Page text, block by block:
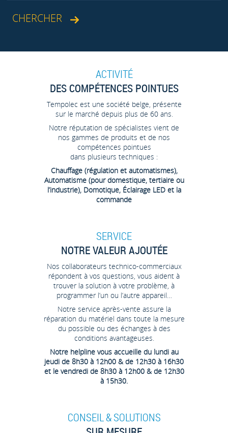
ACTIVITÉ
DES COMPÉTENCES POINTUES
Tempolec est une société belge, présente
sur le marché depuis plus de 60 ans.
Notre réputation de spécialistes vient de
nos gammes de produits et de nos
compétences pointues
dans plusieurs techniques :
Chauffage (régulation et automatismes),
Automatisme (pour domestique, tertiaire ou
l’industrie), Domotique, Éclairage LED et la
commande
SERVICE
NOTRE VALEUR AJOUTÉE
Nos collaborateurs technico-commerciaux
répondent à vos questions, vous aident à
trouver la solution à votre problème, à
programmer l’un ou l’autre appareil…
Notre service après-vente assure la
réparation du matériel dans toute la mesure
du possible ou des échanges à des
conditions avantageuses.
Notre helpline vous accueille du lundi au
jeudi de 8h30 à 12h00 & de 12h30 à 16h30
et le vendredi de 8h30 à 12h00 & de 12h30
à 15h30.
CONSEIL & SOLUTIONS